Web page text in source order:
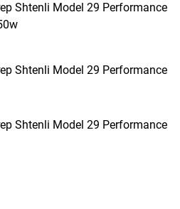
Shtenli Model 29 Performance
Shtenli Model 29 Performance
Shtenli Model 29 Performance